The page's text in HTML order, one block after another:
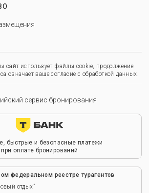
сайт использует файлы cookie, продолжение
означает ваше согласие с обработкой данных.
сервис бронирования
быстрые и безопасные платежи
при оплате бронирований
федеральном реестре турагентов
отдых”